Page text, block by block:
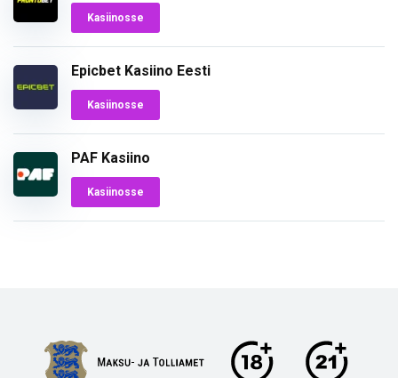
Kasiinosse
Epicbet Kasiino Eesti
Kasiinosse
PAF Kasiino
Kasiinosse